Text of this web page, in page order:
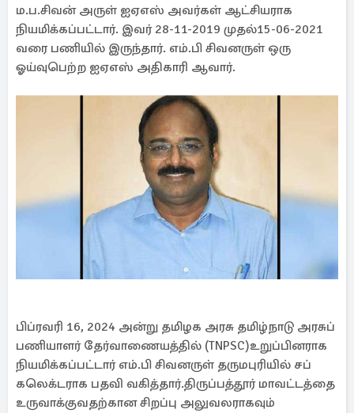
ம.ப.சிவன் அருள் ஐஏஎஸ் அவர்கள் ஆட்சியராக
நியமிக்கப்பட்டார். இவர் 28-11-2019 முதல்15-06-2021
வரை பணியில் இருந்தார். எம்.பி சிவனருள் ஒரு
ஓய்வுபெற்ற ஐஏஎஸ் அதிகாரி ஆவார்.
பிப்ரவரி 16, 2024 அன்று தமிழக அரசு தமிழ்நாடு அரசுப்
பணியாளர் தேர்வாணையத்தில் (TNPSC)உறுப்பினராக
நியமிக்கப்பட்டார் எம்.பி சிவனருள் தருமபுரியில் சப்
கலெக்டராக பதவி வகித்தார்.திருப்பத்தூர் மாவட்டத்தை
உருவாக்குவதற்கான சிறப்பு அலுவலராகவும்